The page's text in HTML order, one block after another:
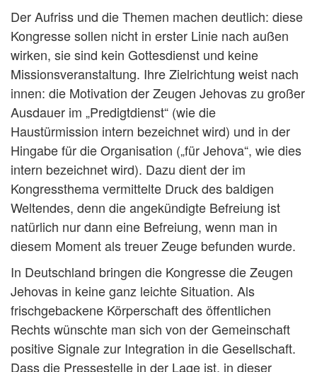
Der Aufriss und die Themen machen deutlich: diese
Kongresse sollen nicht in erster Linie nach außen
wirken, sie sind kein Gottesdienst und keine
Missionsveranstaltung. Ihre Zielrichtung weist nach
innen: die Motivation der Zeugen Jehovas zu großer
Ausdauer im „Predigtdienst“ (wie die
Haustürmission intern bezeichnet wird) und in der
Hingabe für die Organisation („für Jehova“, wie dies
intern bezeichnet wird). Dazu dient der im
Kongressthema vermittelte Druck des baldigen
Weltendes, denn die angekündigte Befreiung ist
natürlich nur dann eine Befreiung, wenn man in
diesem Moment als treuer Zeuge befunden wurde.
In Deutschland bringen die Kongresse die Zeugen
Jehovas in keine ganz leichte Situation. Als
frischgebackene Körperschaft des öffentlichen
Rechts wünschte man sich von der Gemeinschaft
positive Signale zur Integration in die Gesellschaft.
Dass die Pressestelle in der Lage ist, in dieser